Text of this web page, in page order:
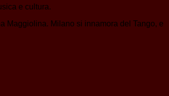
e cultura.
Maggiolina. Milano si innamora del Tango, e